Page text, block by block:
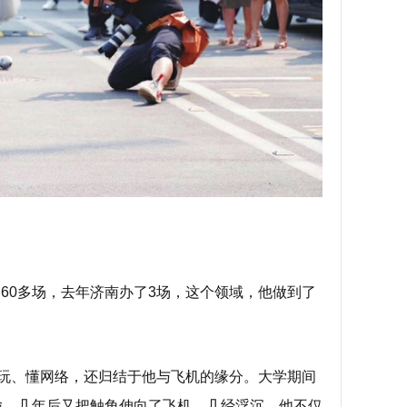
多场，去年济南办了3场，这个领域，他做到了
懂网络，还归结于他与飞机的缘分。大学期间